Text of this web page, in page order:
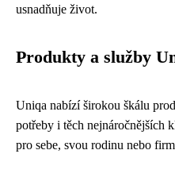
usnadňuje život.
Produkty a služby
Uniqa nabízí širokou škálu
potřeby i těch nejnáročnějších
pro sebe, svou rodinu nebo